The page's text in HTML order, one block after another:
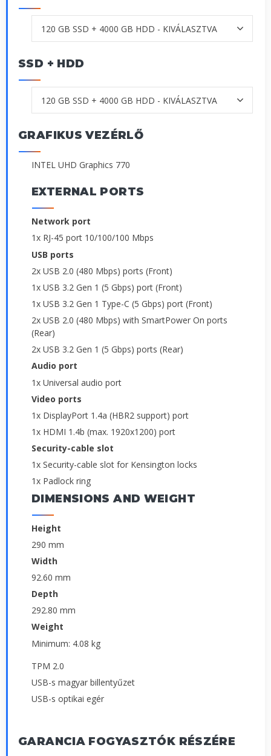
SSD + HDD
GRAFIKUS VEZÉRLŐ
INTEL UHD Graphics 770
EXTERNAL PORTS
Network port
1x RJ-45 port 10/100/100 Mbps
USB ports
2x USB 2.0 (480 Mbps) ports (Front)
1x USB 3.2 Gen 1 (5 Gbps) port (Front)
1x USB 3.2 Gen 1 Type-C (5 Gbps) port (Front)
2x USB 2.0 (480 Mbps) with SmartPower On ports
(Rear)
2x USB 3.2 Gen 1 (5 Gbps) ports (Rear)
Audio port
1x Universal audio port
Video ports
1x DisplayPort 1.4a (HBR2 support) port
1x HDMI 1.4b (max. 1920x1200) port
Security-cable slot
1x Security-cable slot for Kensington locks
1x Padlock ring
DIMENSIONS AND WEIGHT
Height
290 mm
Width
92.60 mm
Depth
292.80 mm
Weight
Minimum: 4.08 kg
TPM 2.0
USB-s magyar billentyűzet
USB-s optikai egér
GARANCIA FOGYASZTÓK RÉSZÉRE